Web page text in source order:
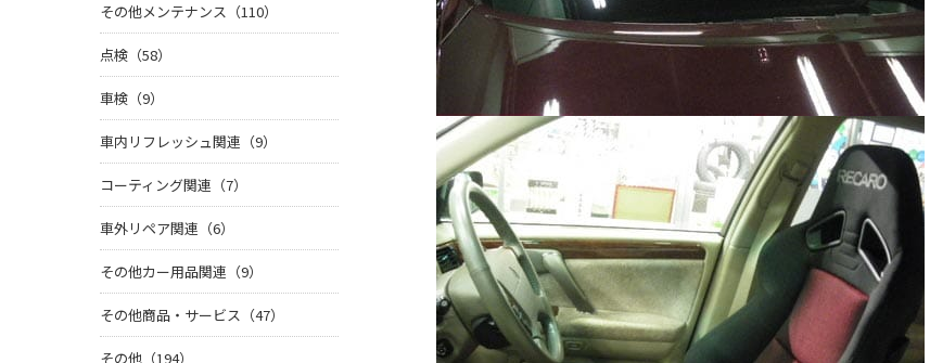
その他メンテナンス（110）
点検（58）
車検（9）
車内リフレッシュ関連（9）
コーティング関連（7）
車外リペア関連（6）
その他カー用品関連（9）
その他商品・サービス（47）
その他（194）